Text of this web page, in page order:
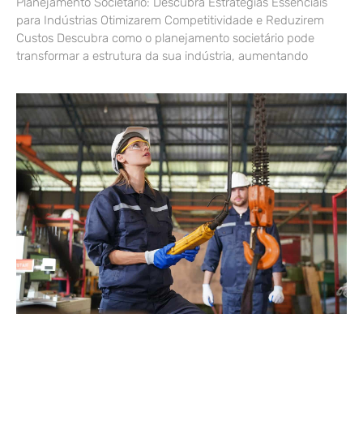
para Indústrias Otimizarem Competitividade e Reduzirem
Custos Descubra como o planejamento societário pode
transformar a estrutura da sua indústria, aumentando